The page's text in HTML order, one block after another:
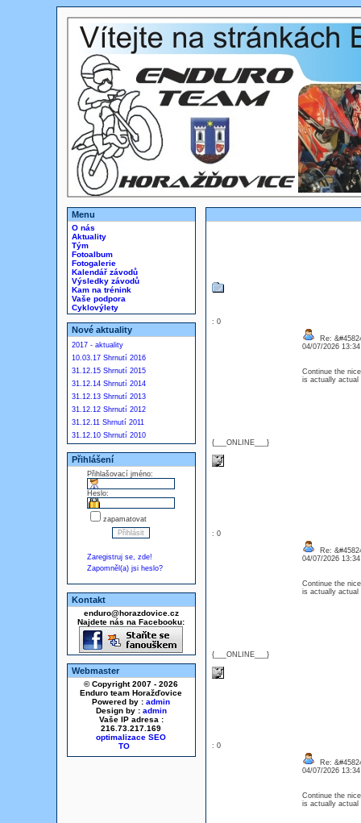
Menu
O nás
Aktuality
Tým
Fotoalbum
Fotogalerie
Kalendář závodů
Výsledky závodů
Kam na trénink
Vaše podpora
Cyklovýlety
Nové aktuality
2017 - aktuality
10.03.17 Shrnutí 2016
31.12.15 Shrnutí 2015
31.12.14 Shrnutí 2014
31.12.13 Shrnutí 2013
31.12.12 Shrnutí 2012
31.12.11 Shrnutí 2011
31.12.10 Shrnutí 2010
Přihlášení
Přihlašovací jméno:
Heslo:
zapamatovat
Zaregistruj se, zde!
Zapomněl(a) jsi heslo?
Kontakt
enduro@horazdovice.cz
Najdete nás na Facebooku:
Webmaster
© Copyright 2007 - 2026
Enduro team Horažďovice
Powered by : admin
Design by : admin
Vaše IP adresa :
216.73.217.169
optimalizace SEO
: 0
{___ONLINE___}
Re:
04/07/2026
Continue the
is actually
: 0
{___ONLINE___}
Re:
04/07/2026
Continue the
is actually
: 0
Re:
04/07/2026
Continue the
is actually